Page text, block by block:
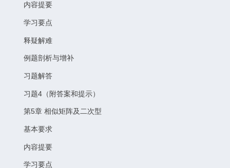
内容提要
学习要点
释疑解难
例题剖析与增补
习题解答
习题4（附答案和提示）
第5章 相似矩阵及二次型
基本要求
内容提要
学习要点